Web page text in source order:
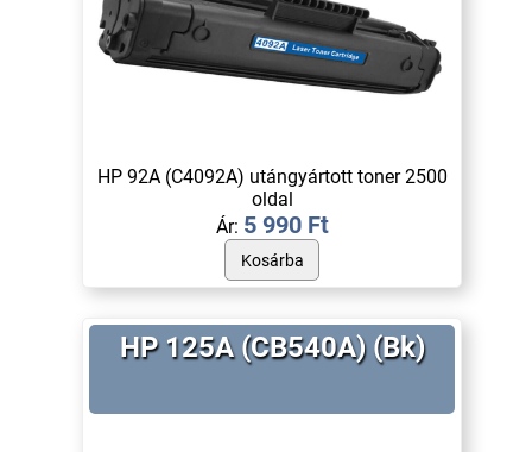
HP 92A (C4092A) utángyártott toner 2500
oldal
Ár: 5 990 Ft
HP 125A (CB540A) (Bk)